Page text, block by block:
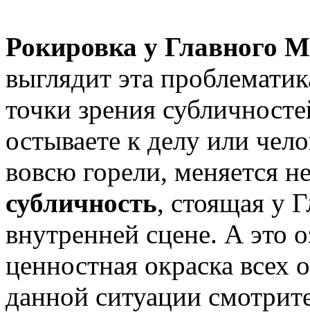
Рокировка у Главного
выглядит эта
точки зрения
остываете к делу или
вовсю горели, меняется
субличность, стоящая у
внутренней сцене. А это
ценностная окраска всех
данной ситуации